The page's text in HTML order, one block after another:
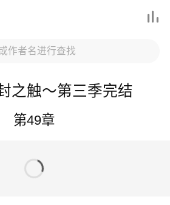

之触～第三季完结
第49章
鸟禁漫重要提醒
周岁禁止访问！！
必截图保存此界面